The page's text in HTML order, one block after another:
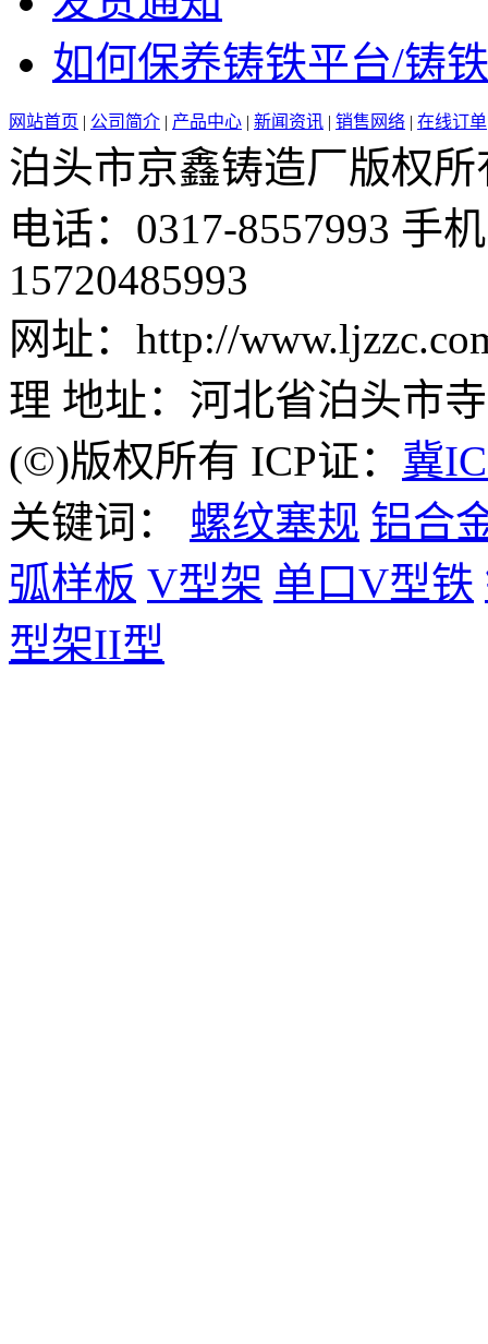
如何保养铸铁平台/铸
网站首页 | 公司简介 | 产品中心 | 新闻资讯 | 销售网络 | 在线订单
泊头市京鑫铸造厂版权所
电话：0317-8557993 手
15720485993
网址：http://
理 地址：河北省泊头市
(©)版权所有 ICP证： 冀
关键词： 螺纹塞规 铝合
弧样板 V型架 单口V型铁
型架II型